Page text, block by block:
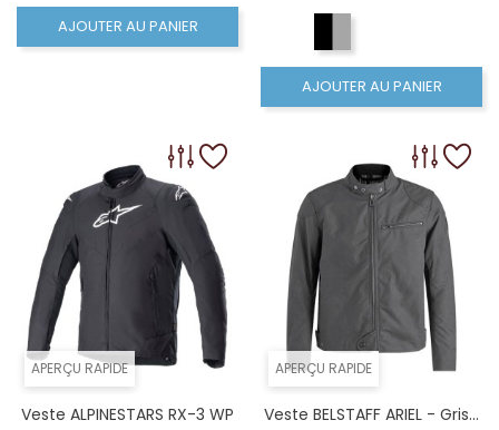
AJOUTER AU PANIER
AJOUTER AU PANIER
APERÇU RAPIDE
Veste ALPINESTARS RX-3 WP
APERÇU RAPIDE
Veste BELSTAFF ARIEL - Gris...